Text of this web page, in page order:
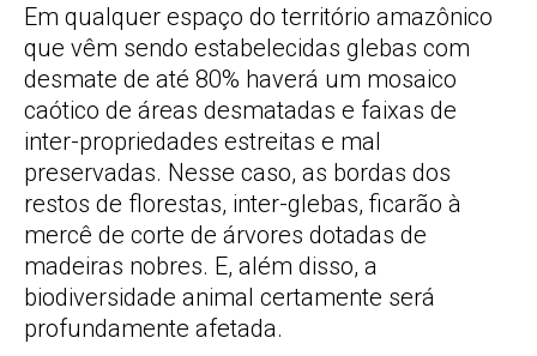
Em qualquer espaço do território amazônico
que vêm sendo estabelecidas glebas com
desmate de até 80% haverá um mosaico
caótico de áreas desmatadas e faixas de
inter-propriedades estreitas e mal
preservadas. Nesse caso, as bordas dos
restos de florestas, inter-glebas, ficarão à
mercê de corte de árvores dotadas de
madeiras nobres. E, além disso, a
biodiversidade animal certamente será
profundamente afetada.